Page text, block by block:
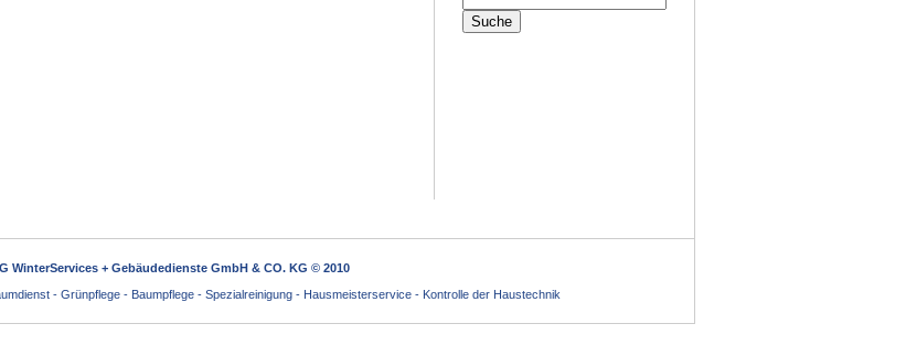
WinterServices + Gebäudedienste GmbH & CO. KG © 2010
- Grünpflege - Baumpflege - Spezialreinigung - Hausmeisterservice - Kontrolle der Haustechnik